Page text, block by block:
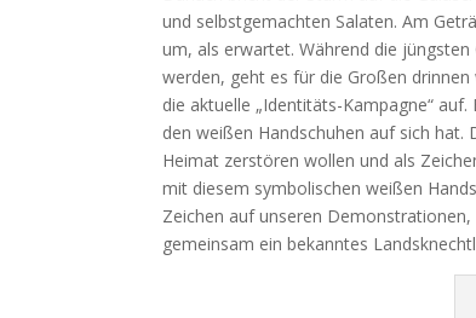
und selbstgemachten Salaten. Am
um, als erwartet. Während die
werden, geht es für die Großen
die aktuelle „Identitäts-Kampagne“
den weißen Handschuhen auf sich hat.
Heimat zerstören wollen und als
mit diesem symbolischen weißen
Zeichen auf unseren
gemeinsam ein bekanntes